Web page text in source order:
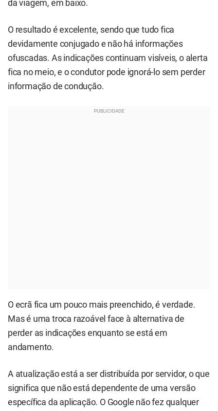
da viagem, em baixo.
O resultado é excelente, sendo que tudo fica
devidamente conjugado e não há informações
ofuscadas. As indicações continuam visíveis, o alerta
fica no meio, e o condutor pode ignorá-lo sem perder
informação de condução.
O ecrã fica um pouco mais preenchido, é verdade.
Mas é uma troca razoável face à alternativa de
perder as indicações enquanto se está em
andamento.
A atualização está a ser distribuída por servidor, o que
significa que não está dependente de uma versão
específica da aplicação. O Google não fez qualquer